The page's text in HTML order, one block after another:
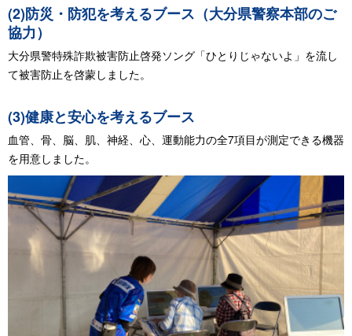
(2)防災・防犯を考えるブース（大分県警察本部のご
協力）
大分県警特殊詐欺被害防止啓発ソング「ひとりじゃないよ」を流し
て被害防止を啓蒙しました。
(3)健康と安心を考えるブース
血管、骨、脳、肌、神経、心、運動能力の全7項目が測定できる機器
を用意しました。